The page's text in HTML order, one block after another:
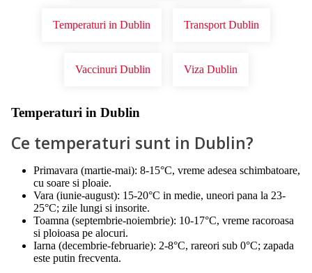
Temperaturi in Dublin Transport Dublin
Vaccinuri Dublin Viza Dublin
Temperaturi in Dublin
Ce temperaturi sunt in Dublin?
Primavara (martie-mai): 8-15°C, vreme adesea schimbatoare,
cu soare si ploaie.
Vara (iunie-august): 15-20°C in medie, uneori pana la 23-
25°C; zile lungi si insorite.
Toamna (septembrie-noiembrie): 10-17°C, vreme racoroasa
si ploioasa pe alocuri.
Iarna (decembrie-februarie): 2-8°C, rareori sub 0°C; zapada
este putin frecventa.